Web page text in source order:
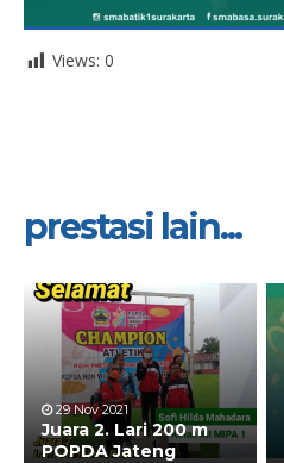
Views: 0
prestasi lain...
29 Nov 2021
Juara 2. Lari 200 m
POPDA Jateng